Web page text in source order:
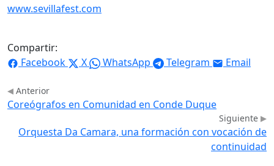
www.sevillafest.com
Compartir:
Facebook
X WhatsApp Telegram Email
Anterior
Coreógrafos en Comunidad en Conde Duque
Siguiente
Orquesta Da Camara, una formación con vocación de
continuidad